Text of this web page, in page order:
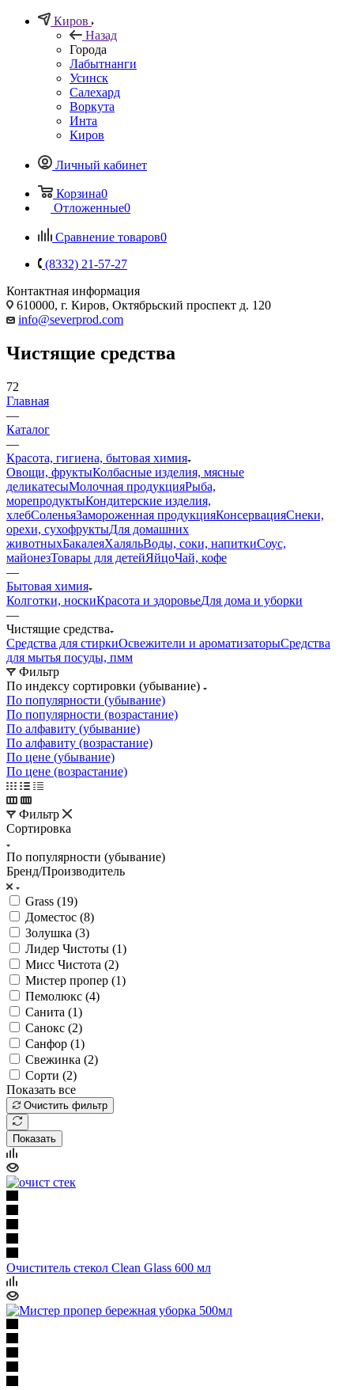
Киров
Назад
Города
Лабытнанги
Усинск
Салехард
Воркута
Инта
Киров
Личный кабинет
Корзина0
Отложенные0
Сравнение товаров0
(8332) 21-57-27
Контактная информация
610000, г. Киров, Октябрьский проспект д. 120
info@severprod.com
Чистящие средства
72
Главная
—
Каталог
—
Красота, гигиена, бытовая химия
Овощи, фруктыКолбасные изделия, мясные
деликатесыМолочная продукцияРыба,
морепродуктыКондитерские изделия,
хлебСоленьяЗамороженная продукцияКонсервацияСнеки,
орехи, сухофруктыДля домашних
животныхБакалеяХаляльВоды, соки, напиткиСоус,
майонезТовары для детейЯйцоЧай, кофе
—
Бытовая химия
Колготки, носкиКрасота и здоровьеДля дома и уборки
—
Чистящие средства
Средства для стиркиОсвежители и ароматизаторыСредства
для мытья посуды, пмм
Фильтр
По индексу сортировки (убывание)
По популярности (убывание)
По популярности (возрастание)
По алфавиту (убывание)
По алфавиту (возрастание)
По цене (убывание)
По цене (возрастание)
Фильтр
Сортировка
По популярности (убывание)
Бренд/Производитель
Grass (19)
Доместос (8)
Золушка (3)
Лидер Чистоты (1)
Мисс Чистота (2)
Мистер пропер (1)
Пемолюкс (4)
Санита (1)
Санокс (2)
Санфор (1)
Свежинка (2)
Сорти (2)
Показать все
Очистить фильтр
Показать
Очиститель стекол Clean Glass 600 мл